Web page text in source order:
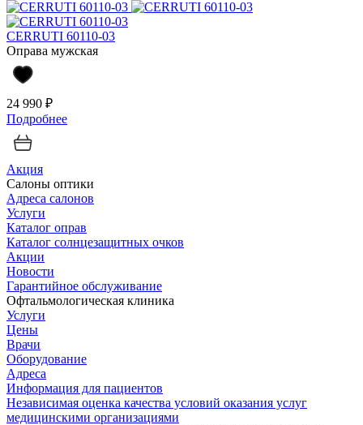
CERRUTI 60110-03
Оправа мужская
24 990 ₽
Подробнее
Акция
Салоны оптики
Адреса салонов
Услуги
Каталог оправ
Каталог солнцезащитных очков
Акции
Новости
Гарантийное обслуживание
Офтальмологическая клиника
Услуги
Цены
Врачи
Оборудование
Адреса
Информация для пациентов
Независимая оценка качества условий оказания услуг
медицинскими организациями